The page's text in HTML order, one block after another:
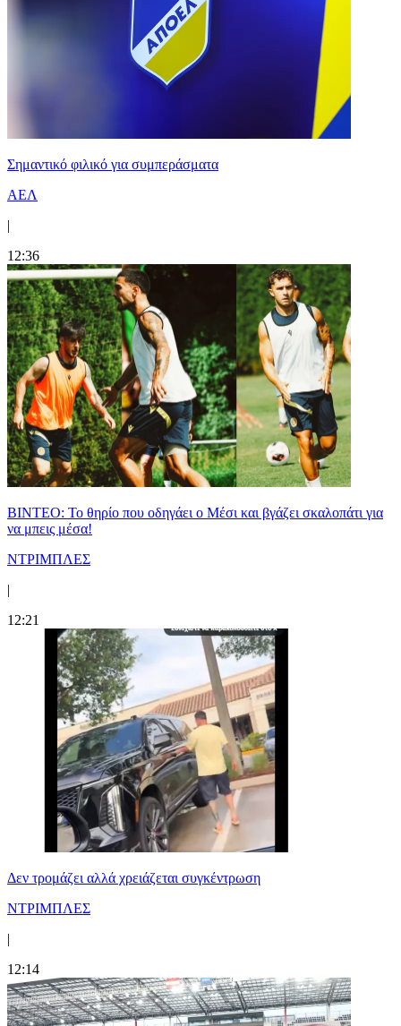
Σημαντικό φιλικό για συμπεράσματα
ΑΕΛ
|
12:36
ΒΙΝΤΕΟ: Το θηρίο που οδηγάει ο Μέσι και βγάζει σκαλοπάτι για
να μπεις μέσα!
ΝΤΡΙΜΠΛΕΣ
|
12:21
Δεν τρομάζει αλλά χρειάζεται συγκέντρωση
ΝΤΡΙΜΠΛΕΣ
|
12:14